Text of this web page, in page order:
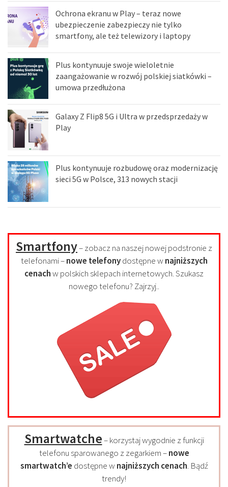
Ochrona ekranu w Play – teraz nowe
ubezpieczenie zabezpieczy nie tylko
smartfony, ale też telewizory i laptopy
Plus kontynuuje swoje wieloletnie
zaangażowanie w rozwój polskiej siatkówki –
umowa przedłużona
Galaxy Z Flip8 5G i Ultra w przedsprzedaży w
Play
Plus kontynuuje rozbudowę oraz modernizację
sieci 5G w Polsce, 313 nowych stacji
Smartfony– zobacz na naszej nowej podstronie z
telefonami –nowe telefonydostępne w najniższych
cenachw polskich sklepach internetowych. Szukasz
nowego telefonu? Zajrzyj..
Smartwatche– korzystaj wygodnie z funkcji
telefonu sparowanego z zegarkiem –nowe
smartwatch’e dostępne w najniższych cenach. Bądź
trendy!